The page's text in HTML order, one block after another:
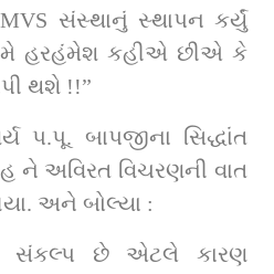
સંસ્થાનું સ્થાપન કર્યું
કહીએ છીએ કે
થશે !!”
પ.પૂ. બાપજીના સિદ્ધાંત
ને અવિરત વિચરણની વાત
અને બોલ્યા :
સંકલ્પ છે એટલે કારણ